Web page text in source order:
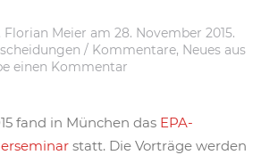
Florian Meier am 28. November 2015.
/ Kommentare, Neues aus
einen Kommentar
fand in München das EPA-
statt. Die Vorträge werden